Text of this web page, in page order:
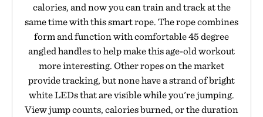
calories, and now you can train and track at the
same time with this smart rope. The rope combines
form and function with comfortable 45 degree
angled handles to help make this age-old workout
more interesting. Other ropes on the market
provide tracking, but none have a strand of bright
white LEDs that are visible while you're jumping.
View jump counts, calories burned, or the duration